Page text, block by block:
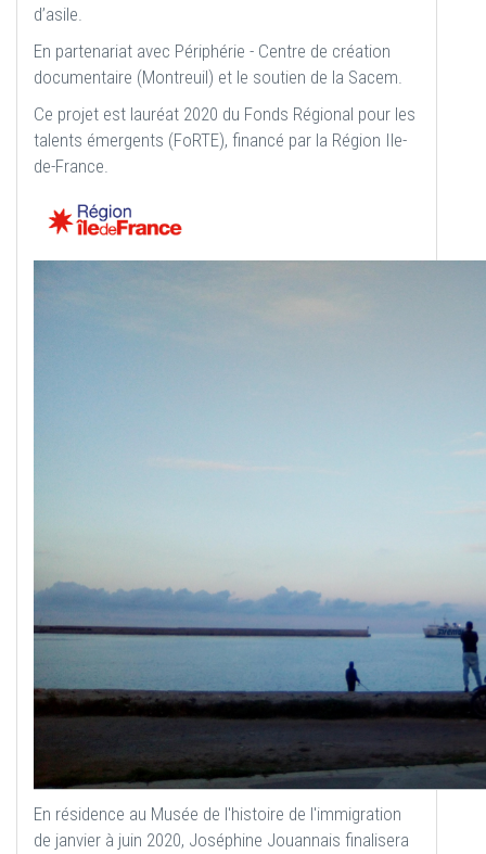
d’asile.
En partenariat avec Périphérie - Centre de création
documentaire (Montreuil) et le soutien de la Sacem.
Ce projet est lauréat 2020 du Fonds Régional pour les
talents émergents (FoRTE), financé par la Région Ile-
de-France.
En résidence au Musée de l'histoire de l'immigration
de janvier à juin 2020, Joséphine Jouannais finalisera